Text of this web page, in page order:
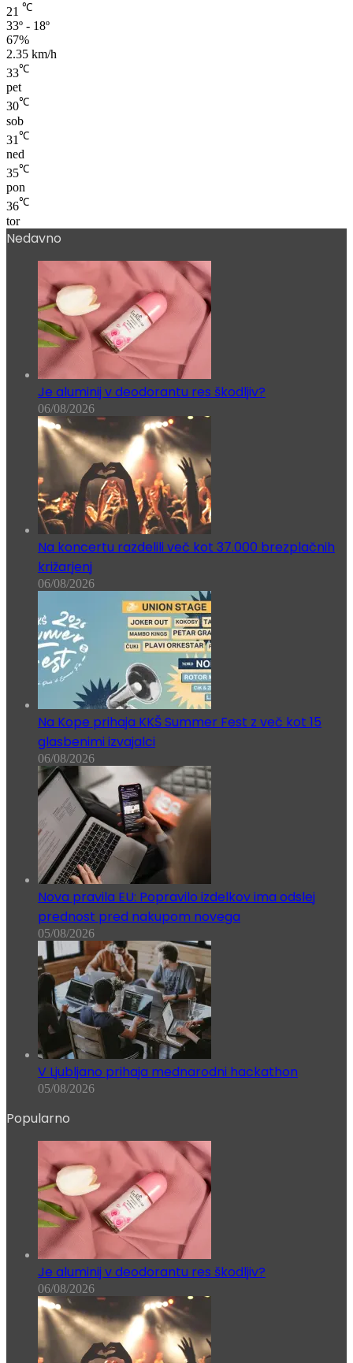
21 ℃
33º - 18º
67%
2.35 km/h
33℃
pet
30℃
sob
31 ℃
ned
35℃
pon
36℃
tor
Nedavno
Je aluminij v deodorantu res škodljiv?
06/08/2026
Na koncertu razdelili več kot 37.000 brezplačnih
križarjenj
06/08/2026
Na Kope prihaja KKŠ Summer Fest z več kot 15
glasbenimi izvajalci
06/08/2026
Nova pravila EU: Popravilo izdelkov ima odslej
prednost pred nakupom novega
05/08/2026
V Ljubljano prihaja mednarodni hackathon
05/08/2026
Popularno
Je aluminij v deodorantu res škodljiv?
06/08/2026